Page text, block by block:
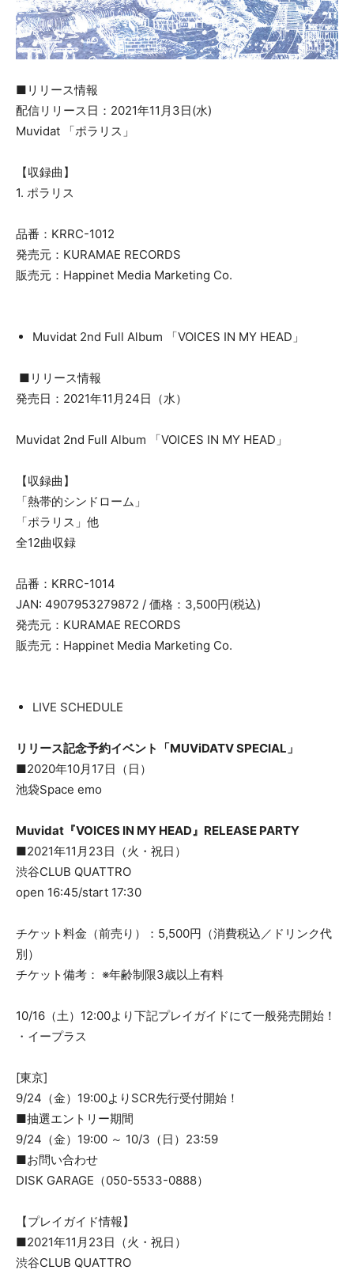
■リリース情報
配信リリース日：2021年11月3日(水)
Muvidat 「ポラリス」
【収録曲】
1. ポラリス
品番：KRRC-1012
発売元：KURAMAE RECORDS
販売元：Happinet Media Marketing Co.
Muvidat 2nd Full Album 「VOICES IN MY HEAD」
■リリース情報
発売日：2021年11月24日（水）
Muvidat 2nd Full Album 「VOICES IN MY HEAD」
【収録曲】
「熱帯的シンドローム」
「ポラリス」他
全12曲収録
品番：KRRC-1014
JAN: 4907953279872 / 価格：3,500円(税込)
発売元：KURAMAE RECORDS
販売元：Happinet Media Marketing Co.
LIVE SCHEDULE
リリース記念予約イベント「MUViDATV SPECIAL」
■2020年10月17日（日）
池袋Space emo
Muvidat『VOICES IN MY HEAD』RELEASE PARTY
■2021年11月23日（火・祝日）
渋谷CLUB QUATTRO
open 16:45/start 17:30
チケット料金（前売り）：5,500円（消費税込／ドリンク代
別）
チケット備考： ※年齢制限3歳以上有料
10/16（土）12:00より下記プレイガイドにて一般発売開始！
・イープラス
[東京]
9/24（金）19:00よりSCR先行受付開始！
■抽選エントリー期間
9/24（金）19:00 ～ 10/3（日）23:59
■お問い合わせ
DISK GARAGE（050-5533-0888）
【プレイガイド情報】
■2021年11月23日（火・祝日）
渋谷CLUB QUATTRO